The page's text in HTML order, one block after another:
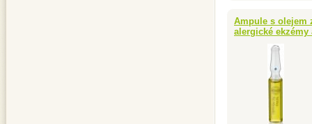
Ampule s olejem
alergické